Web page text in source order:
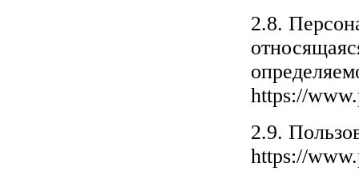
2.8.
https://
2.9.
https://